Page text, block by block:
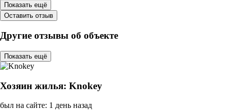
Показать ещё
Оставить отзыв
Другие отзывы об объекте
Показать ещё
Хозяин жилья: Knokey
был на сайте: 1 день назад